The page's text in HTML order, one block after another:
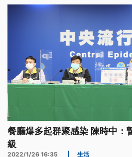
餐廳爆多起群聚感染 陳時中：
級
2022/1/26 16:35 生活